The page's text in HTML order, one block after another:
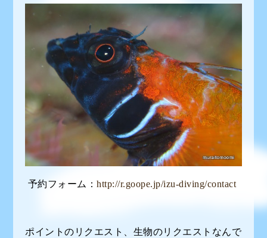
予約フォーム：http://r.goope.jp/izu-diving/contact
ポイントのリクエスト、生物のリクエストなんで